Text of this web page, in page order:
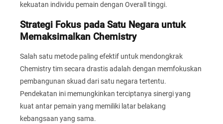
kekuatan individu pemain dengan Overall tinggi.
Strategi Fokus pada Satu Negara untuk
Memaksimalkan Chemistry
Salah satu metode paling efektif untuk mendongkrak
Chemistry tim secara drastis adalah dengan memfokuskan
pembangunan skuad dari satu negara tertentu.
Pendekatan ini memungkinkan terciptanya sinergi yang
kuat antar pemain yang memiliki latar belakang
kebangsaan yang sama.